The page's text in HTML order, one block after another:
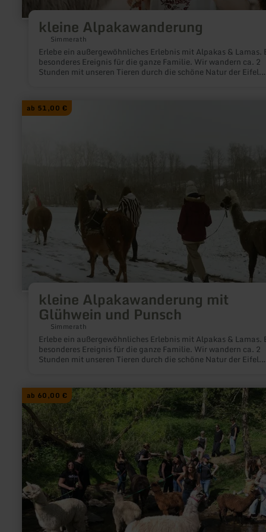
kleine Alpakawanderung
Simmerath
Erlebe ein außergewöhnliches Erlebnis mit Alpakas & Lamas.
besonderes Ereignis für die ganze Familie. Wir wandern ca. 2
Stunden mit unseren Tieren durch die schöne Natur der Eifel.
ab 51,00 €
kleine Alpakawanderung mit
Glühwein und Punsch
Simmerath
Erlebe ein außergewöhnliches Erlebnis mit Alpakas & Lamas.
besonderes Ereignis für die ganze Familie. Wir wandern ca. 2
Stunden mit unseren Tieren durch die schöne Natur der Eifel.
mehr
erfahren
ab 60,00 €
mehr
erfahren
zu:
große
Alpakawanderung